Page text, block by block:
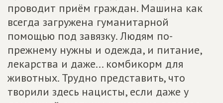
проводит приём граждан. Машина как
всегда загружена гуманитарной
помощью под завязку. Людям по-
прежнему нужны и одежда, и питание,
лекарства и даже... комбикорм для
животных. Трудно представить, что
творили здесь нацисты, если даже у